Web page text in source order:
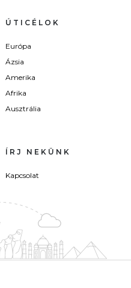
ÚTICÉLOK
Európa
Ázsia
Amerika
Afrika
Ausztrália
ÍRJ NEKÜNK
Kapcsolat